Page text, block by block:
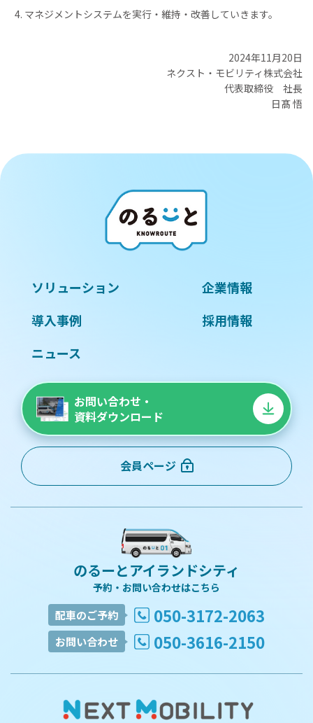
マネジメントシステムを実行・維持・改善していきます。
2024年11月20日
ネクスト・モビリティ株式会社
代表取締役 社長
日髙 悟
ソリューション
導入事例
ニュース
企業情報
採用情報
お問い合わせ・
資料ダウンロード
会員ページ
のるーとアイランドシティ
予約・お問い合わせはこちら
配車のご予約 050-3172-2063
お問い合わせ 050-3616-2150